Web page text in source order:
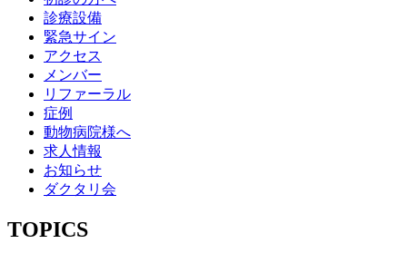
診療設備
緊急サイン
アクセス
メンバー
リファーラル
症例
動物病院様へ
求人情報
お知らせ
ダクタリ会
TOPICS